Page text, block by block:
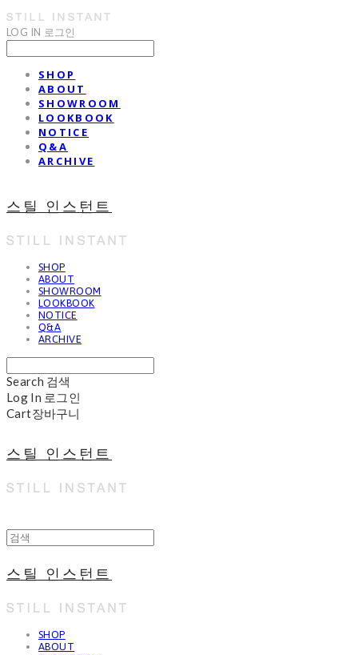
LOG IN 로그인
SHOP
ABOUT
SHOWROOM
LOOKBOOK
NOTICE
Q&A
ARCHIVE
스틸 인스턴트
SHOP
ABOUT
SHOWROOM
LOOKBOOK
NOTICE
Q&A
ARCHIVE
Search 검색
Log In 로그인
Cart장바구니
스틸 인스턴트
스틸 인스턴트
SHOP
ABOUT